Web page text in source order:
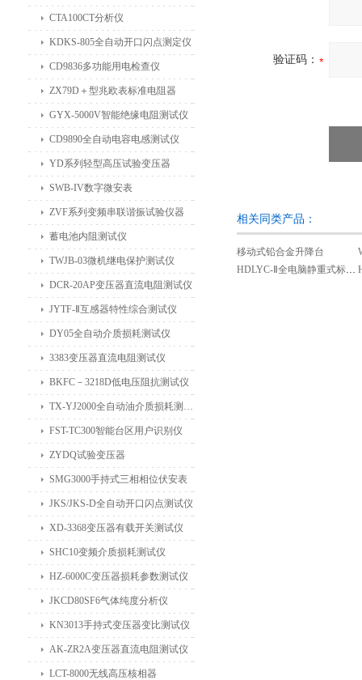
验证码：
相关同类产品：
移动式铅合金升降台
HDLYC-Ⅱ全电脑静重式标准测力机（卧式）
CTA100CT分析仪
KDKS-805全自动开口闪点测定仪
CD9836多功能用电检查仪
ZX79D＋型兆欧表标准电阻器
GYX-5000V智能绝缘电阻测试仪
CD9890全自动电容电感测试仪
YD系列轻型高压试验变压器
SWB-IV数字微安表
ZVF系列变频串联谐振试验仪器
蓄电池内阻测试仪
TWJB-03微机继电保护测试仪
DCR-20AP变压器直流电阻测试仪
JYTF-Ⅱ互感器特性综合测试仪
DY05全自动介质损耗测试仪
3383变压器直流电阻测试仪
BKFC－3218D低电压阻抗测试仪
TX-YJ2000全自动油介质损耗测试仪
FST-TC300智能台区用户识别仪
ZYDQ试验变压器
SMG3000手持式三相相位伏安表
JKS/JKS-D全自动开口闪点测试仪
XD-3368变压器有载开关测试仪
SHC10变频介质损耗测试仪
HZ-6000C变压器损耗参数测试仪
JKCD80SF6气体纯度分析仪
KN3013手持式变压器变比测试仪
AK-ZR2A变压器直流电阻测试仪
LCT-8000无线高压核相器